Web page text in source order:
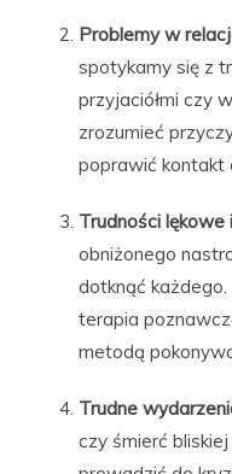
Problemy w
spotykamy się z
przyjaciółmi czy
zrozumieć
poprawić kontakt
Trudności lękowe
obniżonego
dotknąć
terapia
metodą
Trudne
czy śmierć